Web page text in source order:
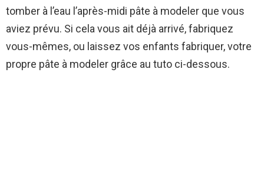
tomber à l’eau l’après-midi pâte à modeler que vous
aviez prévu. Si cela vous ait déjà arrivé, fabriquez
vous-mêmes, ou laissez vos enfants fabriquer, votre
propre pâte à modeler grâce au tuto ci-dessous.